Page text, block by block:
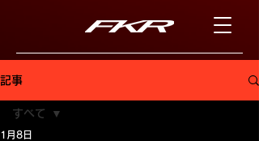
記事
すべて
1月8日